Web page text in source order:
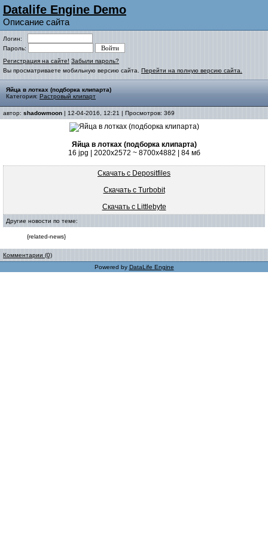
Datalife Engine Demo
Описание сайта
Логин:
Пароль:
Регистрация на сайте! Забыли пароль?
Вы просматриваете мобильную версию сайта. Перейти на полную версию сайта.
Яйца в лотках (подборка клипарта)
Категория: Растровый клипарт
автор: shadowmoon | 12-04-2016, 12:21 | Просмотров: 369
Яйца в лотках (подборка клипарта)
16 jpg | 2020x2572 ~ 8700x4882 | 84 мб
Скачать с Depositfiles
Скачать с Turbobit
Скачать с Littlebyte
Другие новости по теме:
{related-news}
Комментарии (0)
Powered by DataLife Engine